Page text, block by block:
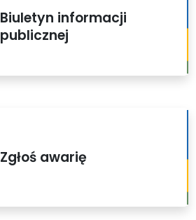
Biuletyn informacji
publicznej
Zgłoś awarię